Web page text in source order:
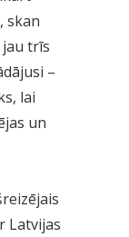
skan
trīs
–
lai
un
Latvijas